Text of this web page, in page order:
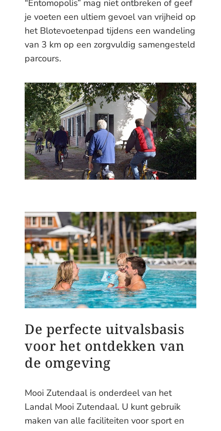
“Entomopolis” mag niet ontbreken of geef
je voeten een ultiem gevoel van vrijheid op
het Blotevoetenpad tijdens een wandeling
van 3 km op een zorgvuldig samengesteld
parcours.
De perfecte uitvalsbasis
voor het ontdekken van
de omgeving
Mooi Zutendaal is onderdeel van het
Landal Mooi Zutendaal. U kunt gebruik
maken van alle faciliteiten voor sport en